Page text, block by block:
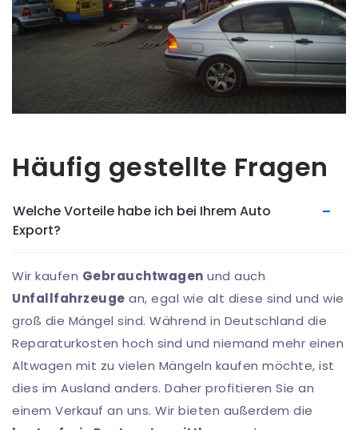
Häufig gestellte Fragen
Welche Vorteile habe ich bei Ihrem Auto
Export?
Wir kaufen Gebrauchtwagen und auch
Unfallfahrzeuge an, egal wie alt diese sind und wie
groß die Mängel sind. Während in Deutschland die
Reparaturkosten hoch sind und niemand mehr einen
Altwagen mit zu vielen Mängeln kaufen möchte, ist
dies im Ausland anders. Daher profitieren Sie an
einem Verkauf an uns. Wir bieten außerdem die